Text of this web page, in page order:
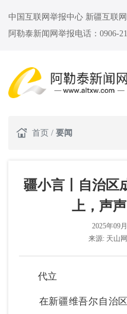
中国互联网举报中心 新疆互联
阿勒泰新闻网举报电话：0906-
首页 / 要闻
疆小言丨自治区
上，声
2025年09
来源: 天山
代立
在新疆维吾尔自治区